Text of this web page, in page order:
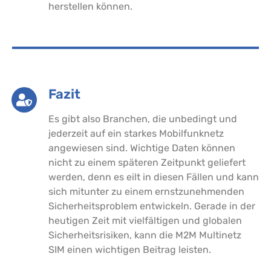
herstellen können.
Fazit
Es gibt also Branchen, die unbedingt und
jederzeit auf ein starkes Mobilfunknetz
angewiesen sind. Wichtige Daten können
nicht zu einem späteren Zeitpunkt geliefert
werden, denn es eilt in diesen Fällen und kann
sich mitunter zu einem ernstzunehmenden
Sicherheitsproblem entwickeln. Gerade in der
heutigen Zeit mit vielfältigen und globalen
Sicherheitsrisiken, kann die M2M Multinetz
SIM einen wichtigen Beitrag leisten.